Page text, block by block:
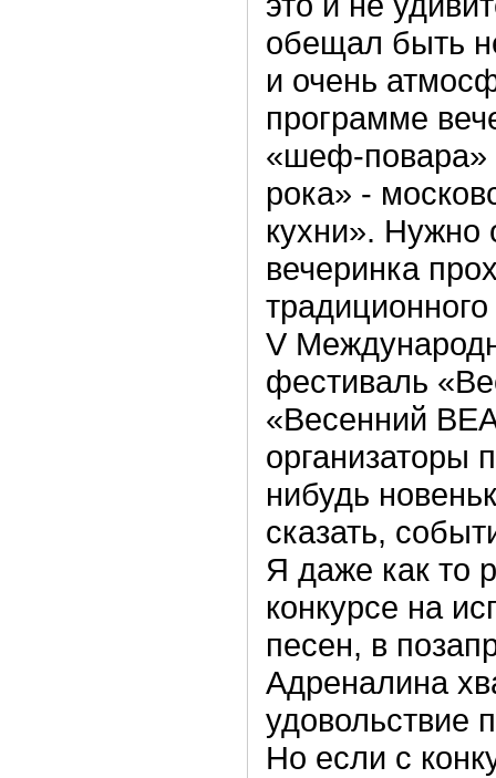
обещал быть
и очень
программе
«шеф-повара»
рока» -
кухни». Нужно
вечеринка
V
фестиваль
«Весенний
организаторы
нибудь
сказать,
Я даже как то
конкурсе на
песен, в
Адреналина
удовольствие
Но если с